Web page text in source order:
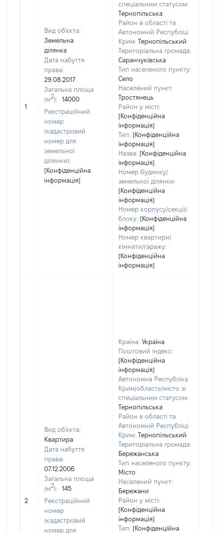
1
Вид об'єкта:
Земельна
ділянка
Дата набуття
права:
29.08.2017
Загальна площа
(м2):
14000
Реєстраційний
номер
(кадастровий
номер для
земельної
ділянки):
[Конфіденційна
інформація]
спеціальним статусом:
Тернопільська
Район в області та
Автономній Республіці
Крим: Тернопільський
Територіальна громада:
Саранчуківська
Тип населеного пункту:
Село
Населений пункт:
Тростянець
Район у місті:
[Конфіденційна
інформація]
Тип: [Конфіденційна
інформація]
Назва: [Конфіденційна
інформація]
Номер будинку/
земельної ділянки:
[Конфіденційна
інформація]
Номер корпусу/секції/
блоку: [Конфіденційна
інформація]
Номер квартири/
кімнати/гаражу:
[Конфіденційна
інформація]
2
Вид об'єкта:
Квартира
Дата набуття
права:
07.12.2006
Загальна площа
(м2):
145
Реєстраційний
номер
(кадастровий
номер для
Країна: Україна
Поштовий індекс:
[Конфіденційна
інформація]
Автономна Республіка
Крим/область/місто зі
спеціальним статусом:
Тернопільська
Район в області та
Автономній Республіці
Крим: Тернопільський
Територіальна громада:
Бережанська
Тип населеного пункту:
Місто
Населений пункт:
Бережани
Район у місті:
[Конфіденційна
інформація]
Тип: [Конфіденційна